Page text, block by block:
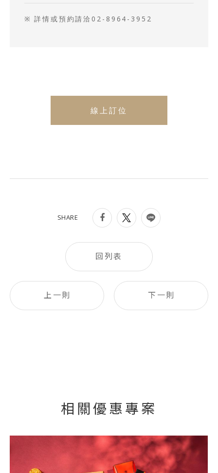
詳情或預約請洽02-8964-3952
線上訂位
SHARE
回列表
上一則 下一則
相關優惠專案